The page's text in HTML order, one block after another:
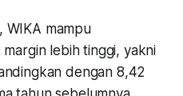
WIKA mampu
lebih tinggi, yakni
dengan 8,42